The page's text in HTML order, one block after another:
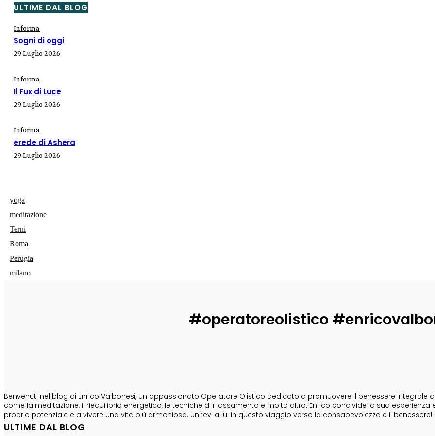
ULTIME DAL BLOG
Informa
Sogni di oggi
29 Luglio 2026
Informa
Il Fux di Luce
29 Luglio 2026
Informa
erede di Ashera
29 Luglio 2026
yoga
meditazione
Terni
Roma
Perugia
milano
#operatoreolistico
Benvenuti nel blog di Enrico Valbonesi, un appassionato Operatore Olistico dedicato a promuovere il benessere
come la meditazione, il riequilibrio energetico, le tecniche di rilassamento e molto altro. Enrico condivide la sua
proprio potenziale e a vivere una vita più armoniosa. Unitevi a lui in questo viaggio verso la consapevolezza e il benessere!
ULTIME DAL BLOG